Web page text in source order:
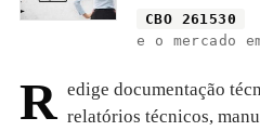
CBO 261530
e o mercado
R edige documentação
relatórios técnicos,